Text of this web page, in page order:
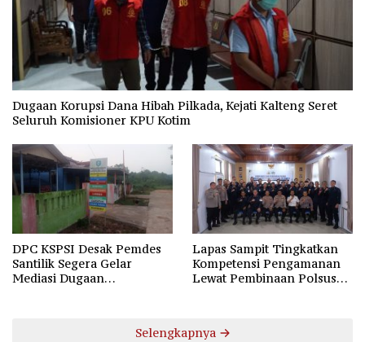
Dugaan Korupsi Dana Hibah Pilkada, Kejati Kalteng Seret
Seluruh Komisioner KPU Kotim
DPC KSPSI Desak Pemdes
Santilik Segera Gelar
Mediasi Dugaan
Lapas Sampit Tingkatkan
Kompetensi Pengamanan
Lewat Pembinaan Polsus
Selengkapnya